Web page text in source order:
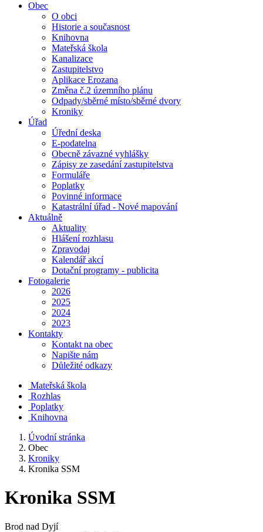
Obec
O obci
Historie a současnost
Knihovna
Mateřská škola
Kanalizace
Zastupitelstvo
Aplikace Erozana
Změna č.2 územního plánu
Odpady/sběrné místo/sběrné dvory
Kroniky
Úřad
Úřední deska
E-podatelna
Obecně závazné vyhlášky
Zápisy ze zasedání zastupitelstva
Formuláře
Poplatky
Povinné informace
Katastrální úřad - Nové mapování
Aktuálně
Aktuality
Hlášení rozhlasu
Zpravodaj
Kalendář akcí
Dotační programy - publicita
Fotogalerie
2026
2025
2024
2023
Kontakty
Kontakt na obec
Napište nám
Důležité odkazy
Mateřská škola
Rozhlas
Poplatky
Knihovna
Úvodní stránka
Obec
Kroniky
Kronika SSM
Kronika SSM
Brod nad Dyjí